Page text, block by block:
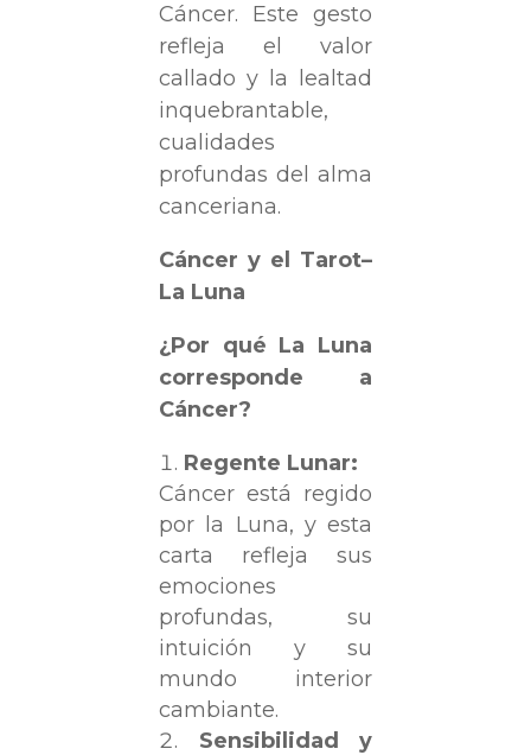
Cáncer. Este gesto
refleja el valor
callado y la lealtad
inquebrantable,
cualidades
profundas del alma
canceriana.
Cáncer y el Tarot–
La Luna
¿Por qué La Luna
corresponde a
Cáncer?
Regente Lunar:
Cáncer está regido
por la Luna, y esta
carta refleja sus
emociones
profundas, su
intuición y su
mundo interior
cambiante.
Sensibilidad y